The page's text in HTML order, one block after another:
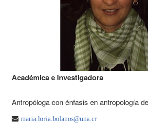
Académica e Investigadora
Antropóloga con énfasis en antropología
maria.loria.bolanos@una.cr